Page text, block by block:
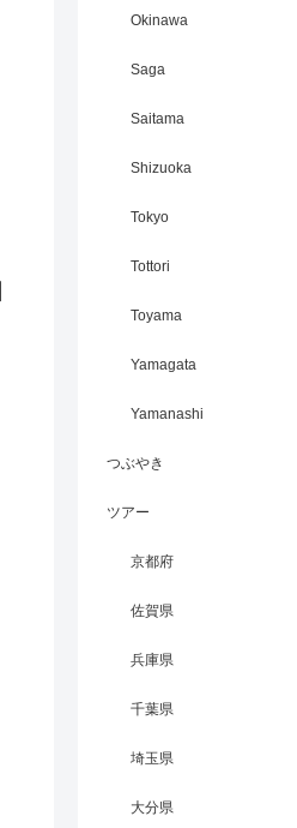
Okinawa
Saga
Saitama
Shizuoka
Tokyo
Tottori
Toyama
Yamagata
Yamanashi
つぶやき
ツアー
京都府
佐賀県
兵庫県
千葉県
埼玉県
大分県